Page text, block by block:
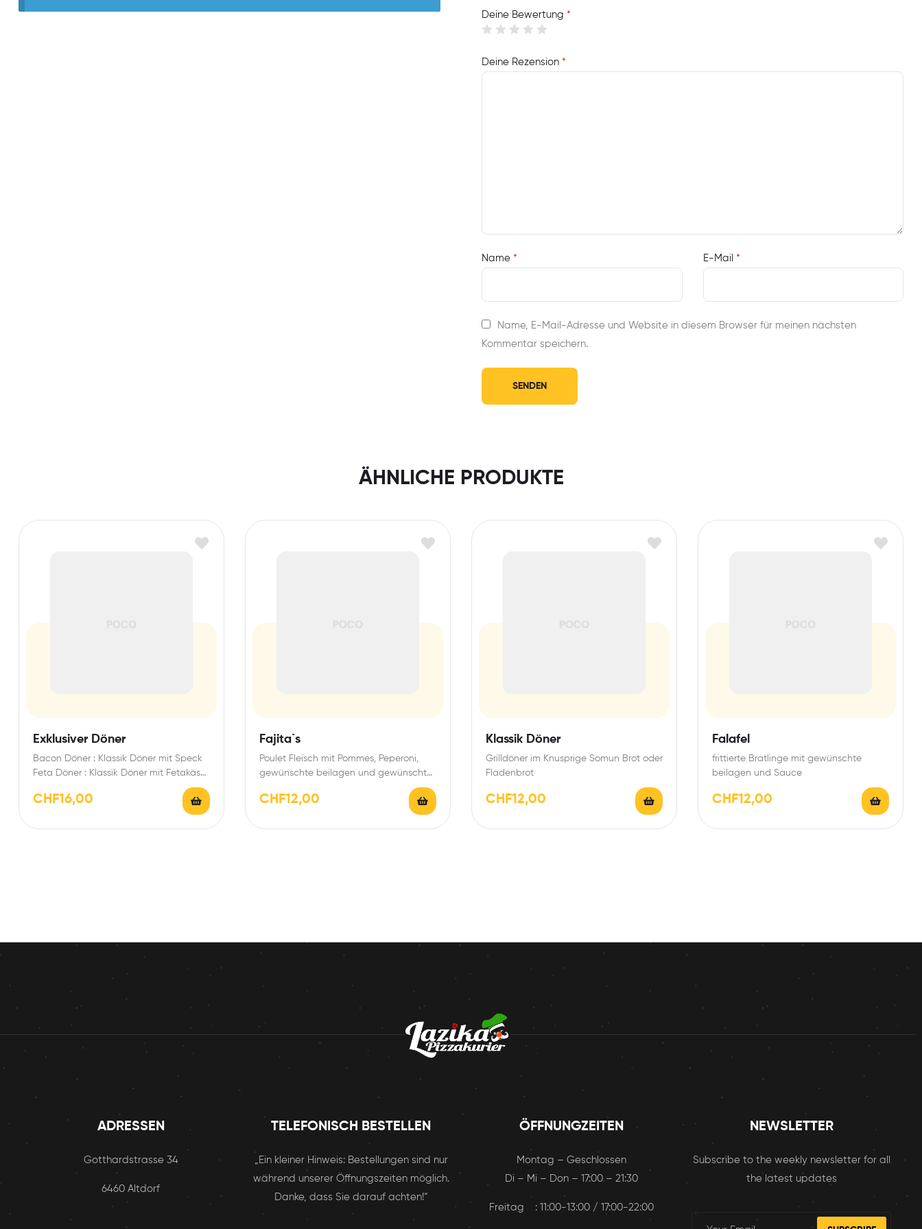
Deine Bewertung *
Deine Rezension *
Name * E-Mail *
Name, E-Mail-Adresse und Website in diesem Browser für meinen nächsten
Kommentar speichern.
ÄHNLICHE PRODUKTE
Exklusiver Döner
Bacon Döner : Klassik Döner mit Speck
Feta Döner : Klassik Döner mit Fetakäse
CHF16,00
Fajita`s
Poulet Fleisch mit Pommes, Peperoni,
gewünschte beilagen und gewünschte
CHF12,00
Klassik Döner
Grilldöner im Knusprige Somun Brot oder
Fladenbrot
CHF12,00
Falafel
frittierte Bratlinge mit gewünschte
beilagen und Sauce
CHF12,00
ADRESSEN
Gotthardstrasse 34
6460 Altdorf
TELEFONISCH BESTELLEN
„Ein kleiner Hinweis: Bestellungen sind nur
während unserer Öffnungszeiten möglich.
Danke, dass Sie darauf achten!“
ÖFFNUNGZEITEN
Montag – Geschlossen
Di – Mi – Don – 17:00 – 21:30
Freitag : 11:00-13:00 / 17:00-22:00
NEWSLETTER
Subscribe to the weekly newsletter for all
the latest updates